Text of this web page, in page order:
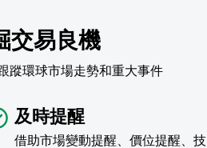
交易良機
蹤環球市場走勢和重大事件
及時提醒
借助市場變動提醒、價位提醒、技